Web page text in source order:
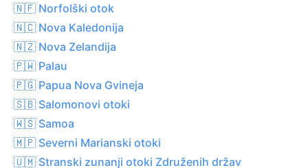
🇳🇫 Norfolški otok
🇳🇨 Nova Kaledonija
🇳🇿 Nova Zelandija
🇵🇼 Palau
🇵🇬 Papua Nova Gvineja
🇸🇧 Salomonovi otoki
🇼🇸 Samoa
🇲🇵 Severni Marianski otoki
🇺🇲 Stranski zunanji otoki Združenih držav